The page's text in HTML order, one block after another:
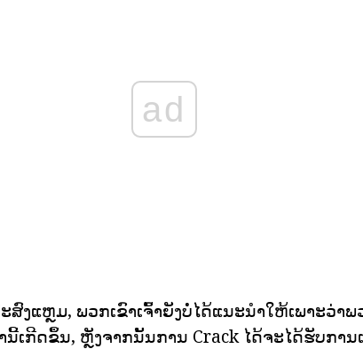
ad
ສົງແຫຼມ, ພວກເຂົາເຈົ້າຍັງບໍ່ໄດ້ແນະນໍາໃຫ້ເພາະວ່າພ
ນີ້ເກີດຂຶ້ນ, ຫຼັງຈາກນັ້ນການ Crack ໄດ້ຈະໄດ້ຮັບການ